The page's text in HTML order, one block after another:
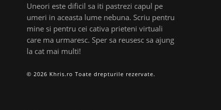
Uneori este dificil sa iti pastrezi capul pe
umeri in aceasta lume nebuna. Scriu pentru
mine si pentru cei cativa prieteni virtuali
care ma urmaresc. Sper sa reusesc sa ajung
la cat mai multi!
© 2026 Khris.ro Toate drepturile rezervate.